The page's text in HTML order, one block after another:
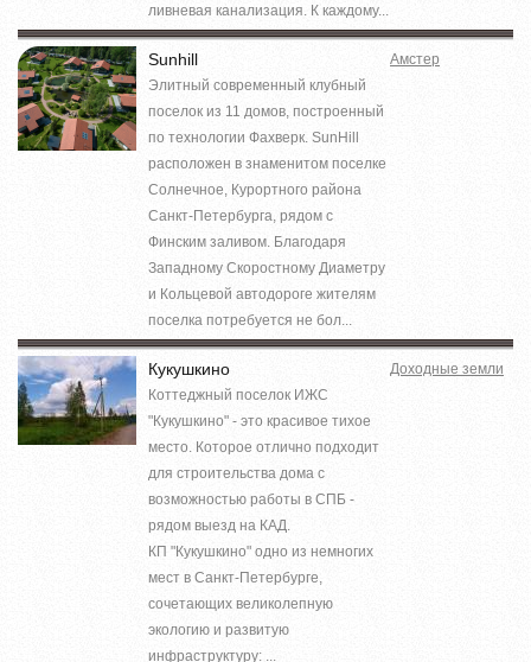
ливневая канализация. К каждому...
Sunhill
Элитный современный клубный
поселок из 11 домов, построенный
по технологии Фахверк. SunHill
расположен в знаменитом поселке
Солнечное, Курортного района
Санкт-Петербурга, рядом с
Финским заливом. Благодаря
Западному Скоростному Диаметру
и Кольцевой автодороге жителям
поселка потребуется не бол...
Амстер
Кукушкино
Коттеджный поселок ИЖС
"Кукушкино" - это красивое тихое
место. Которое отлично подходит
для строительства дома с
возможностью работы в СПБ -
рядом выезд на КАД.
КП "Кукушкино" одно из немногих
мест в Санкт-Петербурге,
сочетающих великолепную
экологию и развитую
инфраструктуру: ...
Доходные земли